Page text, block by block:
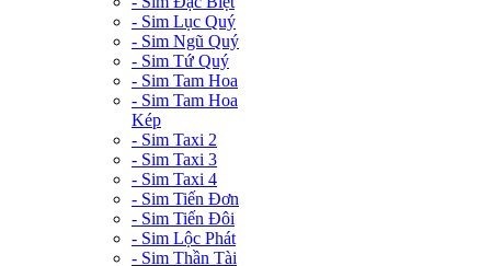
- Sim Lục Quý
- Sim Ngũ Quý
- Sim Tứ Quý
- Sim Tam Hoa
- Sim Tam Hoa
Kép
- Sim Taxi 2
- Sim Taxi 3
- Sim Taxi 4
- Sim Tiến Đơn
- Sim Tiến Đôi
- Sim Lộc Phát
- Sim Thần Tài